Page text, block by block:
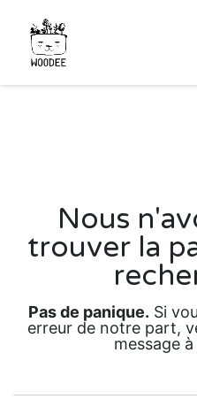
Erreur 404
Nous
trouver la
Pas de panique. Si
erreur de notre part,
message à